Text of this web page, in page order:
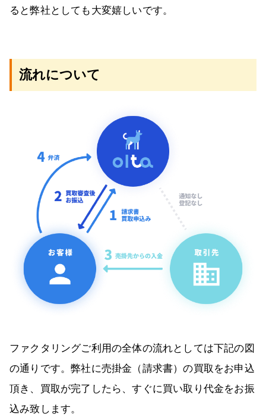
ると弊社としても大変嬉しいです。
流れについて
ファクタリングご利用の全体の流れとしては下記の図
の通りです。弊社に売掛金（請求書）の買取をお申込
頂き、買取が完了したら、すぐに買い取り代金をお振
込み致します。